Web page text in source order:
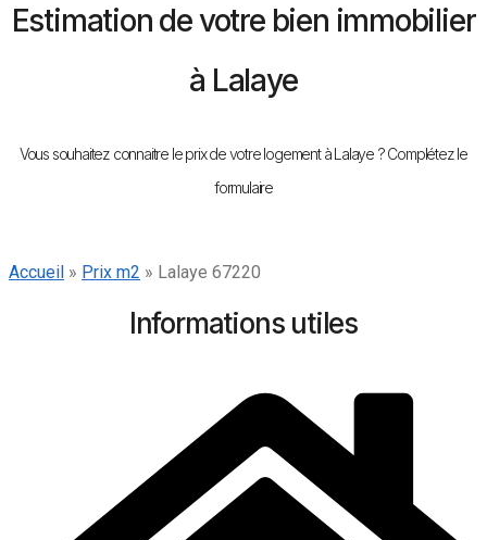
Estimation de votre bien immobilier
à Lalaye
Vous souhaitez connaitre le prix de votre logement à Lalaye ? Complétez le
formulaire
Accueil » Prix m2 » Lalaye 67220
Informations utiles